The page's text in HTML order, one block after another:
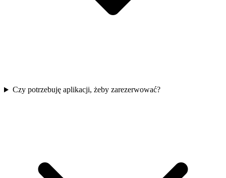
Czy potrzebuję aplikacji, żeby zarezerwować?